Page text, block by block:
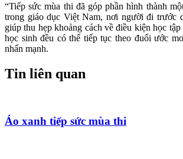
“Tiếp sức mùa thi đã góp phần hình thành
trong giáo dục Việt Nam, nơi người đi trước
giúp thu hẹp khoảng cách về điều kiện học
học sinh đều có thể tiếp tục theo đuổi ước
nhấn mạnh.
Tin liên quan
Áo xanh tiếp sức mùa thi